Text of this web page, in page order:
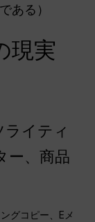
ある）
現実
イティ
ー、商品
グコピー、Eメ